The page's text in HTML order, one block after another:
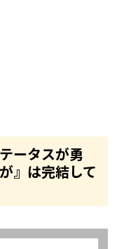
ータスが勇
』は完結して